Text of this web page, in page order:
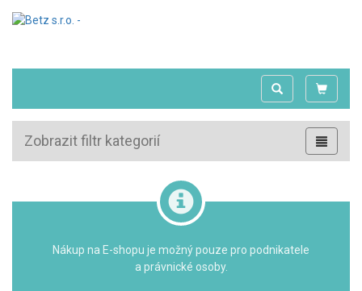
Zobrazit filtr kategorií
Nákup na E-shopu je možný pouze pro podnikatele
a právnické osoby.